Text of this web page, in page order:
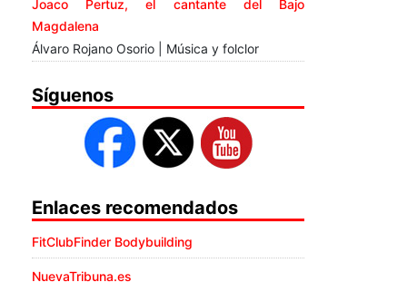
Joaco Pertuz, el cantante del Bajo
Magdalena
Álvaro Rojano Osorio | Música y folclor
Síguenos
Enlaces recomendados
FitClubFinder Bodybuilding
NuevaTribuna.es